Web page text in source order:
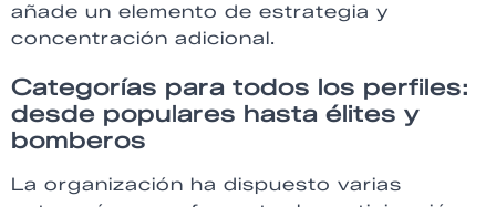
añade un elemento de estrategia y
concentración adicional.
Categorías para todos los perfiles:
desde populares hasta élites y
bomberos
La organización ha dispuesto varias